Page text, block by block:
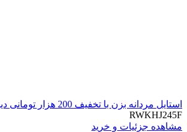
استایل مردانه بزن با تخفیف 200 هزار تومانی دیجی استایل
RWKHJ245F
مشاهده جزئیات و خرید